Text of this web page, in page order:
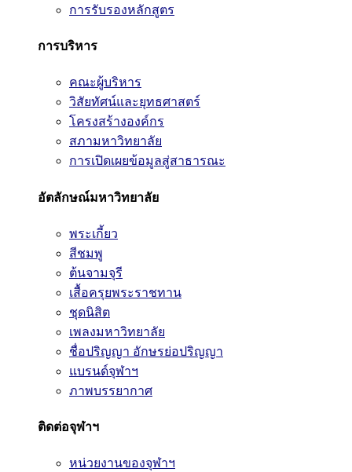
การรับรองหลักสูตร
การบริหาร
คณะผู้บริหาร
วิสัยทัศน์และยุทธศาสตร์
โครงสร้างองค์กร
สภามหาวิทยาลัย
การเปิดเผยข้อมูลสู่สาธารณะ
อัตลักษณ์มหาวิทยาลัย
พระเกี้ยว
สีชมพู
ต้นจามจุรี
เสื้อครุยพระราชทาน
ชุดนิสิต
เพลงมหาวิทยาลัย
ชื่อปริญญา อักษรย่อปริญญา
แบรนด์จุฬาฯ
ภาพบรรยากาศ
ติดต่อจุฬาฯ
หน่วยงานของจุฬาฯ